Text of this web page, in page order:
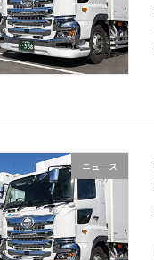
ニュース